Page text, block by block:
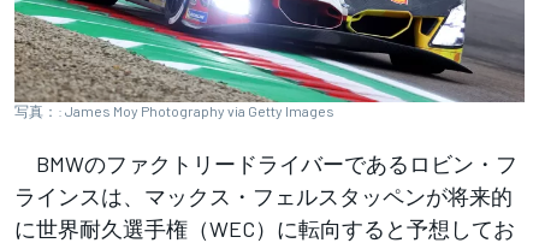
写真：: James Moy Photography via Getty Images
BMWのファクトリードライバーであるロビン・フ
ラインスは、マックス・フェルスタッペンが将来的
に世界耐久選手権（WEC）に転向すると予想してお